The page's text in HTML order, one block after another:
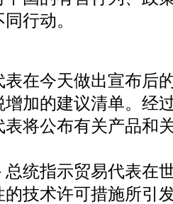
行动。
表在今天做出宣布后
加的建议清单。经
将公布有关产品和
统指示贸易代表在
技术许可措施所引